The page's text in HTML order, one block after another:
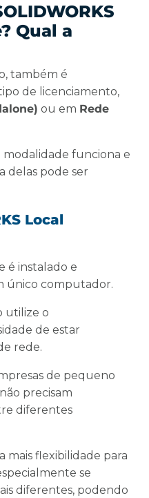
Qual a
também é
de licenciamento,
ou em Rede
modalidade funciona e
delas pode ser
Local
é instalado e
único computador.
utilize o
de estar
rede.
de pequeno
precisam
diferentes
mais flexibilidade para
se
diferentes, podendo